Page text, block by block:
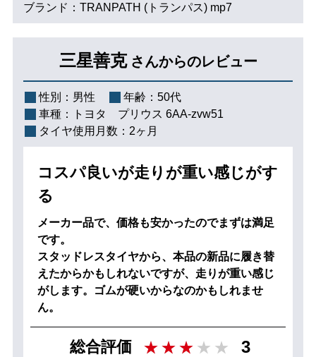
ブランド：TRANPATH (トランパス) mp7
三星善克 さんからのレビュー
性別： 男性 年齢： 50代
車種：
トヨタ プリウス 6AA-zvw51
タイヤ使用月数： 2ヶ月
コスパ良いが走りが重い感じがす
る
メーカー品で、価格も安かったのでまずは満足
です。
スタッドレスタイヤから、本品の新品に履き替
えたからかもしれないですが、走りが重い感じ
がします。ゴムが硬いからなのかもしれませ
ん。
総合評価 3